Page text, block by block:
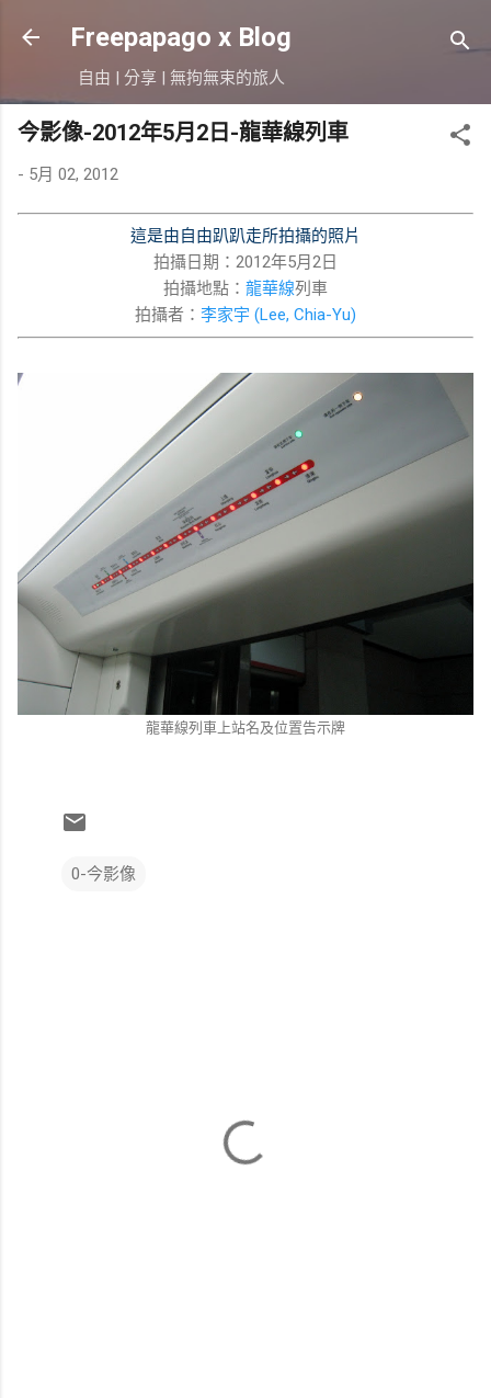
跳到主要內容
Freepapago x Blog
自由 | 分享 | 無拘無束的旅人
今影像-2012年5月2日-龍華線列車
- 5月 02, 2012
這是由自由趴趴走所拍攝的照片
拍攝日期：2012年5月2日
拍攝地點： 龍華線列車
拍攝者： 李家宇 (Lee, Chia-Yu)
龍華線列車上站名及位置告示牌
0-今影像